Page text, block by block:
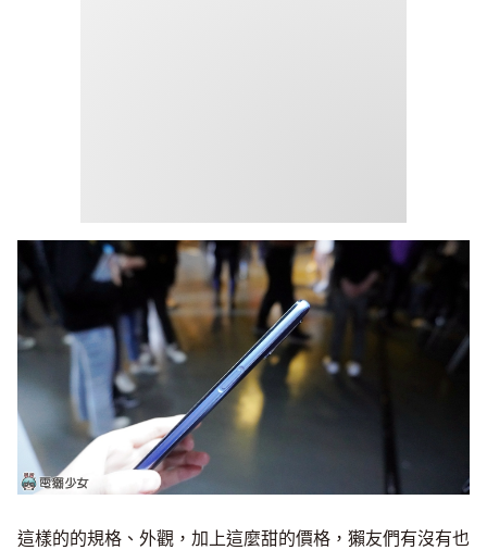
這樣的的規格、外觀，加上這麼甜的價格，獺友們有沒有也